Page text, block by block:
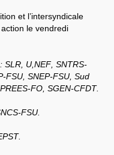
et l’intersyndicale
le vendredi
SLR , U, NEF, SNTRS-
-FSU SNEP-FSU , Sud
-FO SGEN-CFDT.
-FSU
.